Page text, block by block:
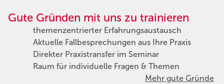
Gute Gründen mit uns zu trainieren
themenzentrierter Erfahrungsaustausch
Aktuelle Fallbesprechungen aus Ihre Praxis
Direkter Praxistransfer im Seminar
Raum für individuelle Fragen & Themen
Mehr gute Gründe